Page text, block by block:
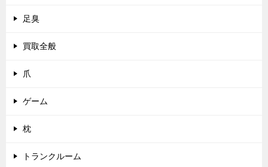
足臭
買取全般
爪
ゲーム
枕
トランクルーム